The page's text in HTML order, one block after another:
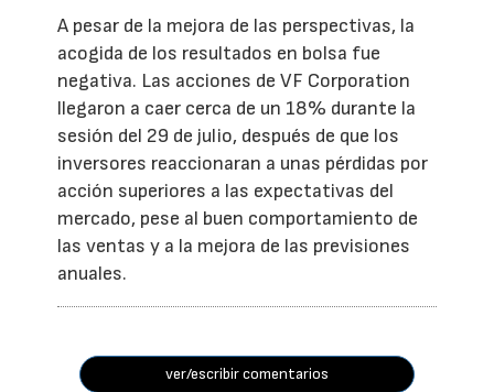
A pesar de la mejora de las perspectivas, la
acogida de los resultados en bolsa fue
negativa. Las acciones de VF Corporation
llegaron a caer cerca de un 18% durante la
sesión del 29 de julio, después de que los
inversores reaccionaran a unas pérdidas por
acción superiores a las expectativas del
mercado, pese al buen comportamiento de
las ventas y a la mejora de las previsiones
anuales.
ver/escribir comentarios